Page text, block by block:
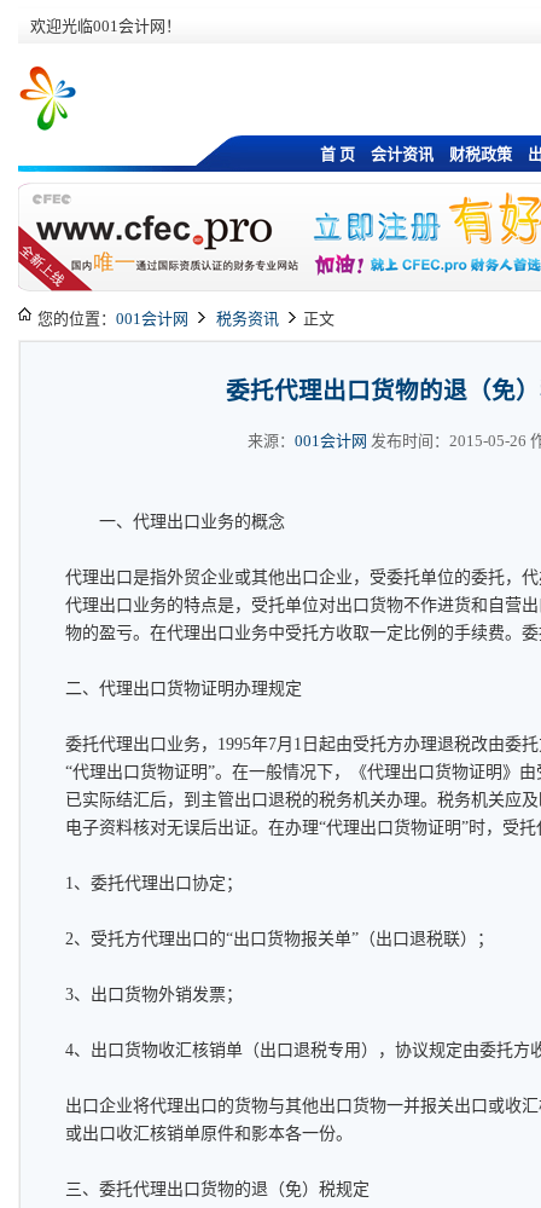
欢迎光临001会计网！
首 页 会计资讯 财税政策
您的位置： 001会计网 税务资讯 正文
委托代理出口货物的退（免
来源： 001会计网 发布时间：2015-05-26
一、代理出口业务的概念
代理出口是指外贸企业或其他出口企业，受委托单位的委托，
代理出口业务的特点是，受托单位对出口货物不作进货和自营
物的盈亏。在代理出口业务中受托方收取一定比例的手续费。
二、代理出口货物证明办理规定
委托代理出口业务，1995年7月1日起由受托方办理退税改由委
“代理出口货物证明”。在一般情况下，《代理出口货物证明》
已实际结汇后，到主管出口退税的税务机关办理。税务机关应
电子资料核对无误后出证。在办理“代理出口货物证明”时，受
1、委托代理出口协定；
2、受托方代理出口的“出口货物报关单”（出口退税联）；
3、出口货物外销发票；
4、出口货物收汇核销单（出口退税专用），协议规定由委托方
出口企业将代理出口的货物与其他出口货物一并报关出口或收
或出口收汇核销单原件和影本各一份。
三、委托代理出口货物的退（免）税规定